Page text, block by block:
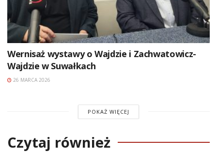
Wernisaż wystawy o Wajdzie i Zachwatowicz-
Wajdzie w Suwałkach
26 MARCA 2026
POKAŻ WIĘCEJ
Czytaj również